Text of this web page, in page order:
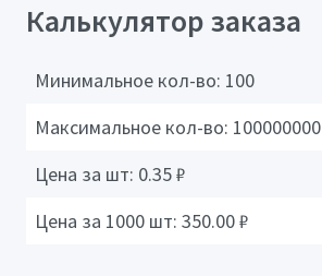
Калькулятор заказа
Минимальное кол-во: 100
Максимальное кол-во: 100000000
Цена за шт: 0.35₽
Цена за 1000 шт: 350.00₽